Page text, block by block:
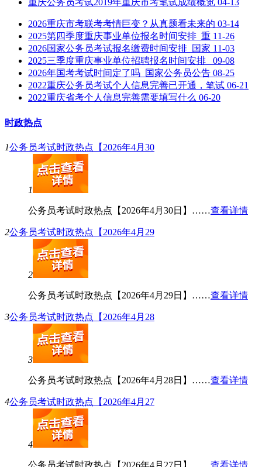
重庆公务员考试2019年重庆市考笔试成绩概览 04-13
2026重庆市考联考考情巨变？从真题看未来的 03-14
2025第四季度重庆事业单位报名时间安排_重 11-26
2026国家公务员考试报名缴费时间安排_国家 11-03
2025三季度重庆事业单位招聘报名时间安排_ 09-08
2026年国考考试时间定了吗_国家公务员公告 08-25
2022重庆公务员考试个人信息完善已开通，笔试 06-21
2022重庆省考个人信息完善需要填写什么 06-20
时政热点
1公务员考试时政热点【2026年4月30
1
公务员考试时政热点【2026年4月30日】……查看详情
2公务员考试时政热点【2026年4月29
2
公务员考试时政热点【2026年4月29日】……查看详情
3公务员考试时政热点【2026年4月28
3
公务员考试时政热点【2026年4月28日】……查看详情
4公务员考试时政热点【2026年4月27
4
公务员考试时政热点【2026年4月27日】……查看详情